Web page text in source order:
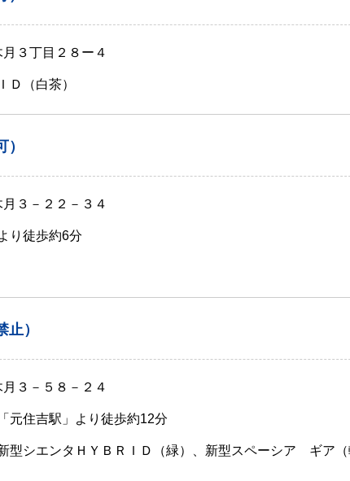
３丁目２８ー４
（白茶）
３－２２－３４
り徒歩約6分
）
３－５８－２４
元住吉駅」より徒歩約12分
型シエンタＨＹＢＲＩＤ（緑）、新型スペーシア ギア